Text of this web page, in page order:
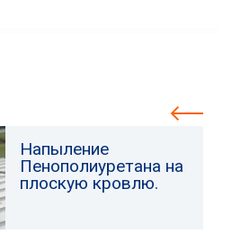
Напыление
Пенополиуретана на
плоскую кровлю.